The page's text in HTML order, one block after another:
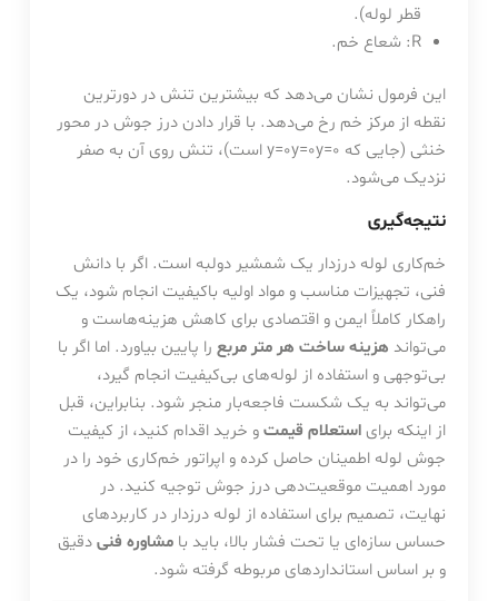
قطر لوله).
R: شعاع خم.
این فرمول نشان می‌دهد که بیشترین تنش در دورترین
نقطه از مرکز خم رخ می‌دهد. با قرار دادن درز جوش در محور
خنثی (جایی که
y=0y=0y=0
است)، تنش روی آن به صفر
نزدیک می‌شود.
نتیجه‌گیری
خم‌کاری لوله درزدار یک شمشیر دولبه است. اگر با دانش
فنی، تجهیزات مناسب و مواد اولیه باکیفیت انجام شود، یک
راهکار کاملاً ایمن و اقتصادی برای کاهش هزینه‌هاست و
می‌تواند هزینه ساخت هر متر مربعرا پایین بیاورد. اما اگر با
بی‌توجهی و استفاده از لوله‌های بی‌کیفیت انجام گیرد،
می‌تواند به یک شکست فاجعه‌بار منجر شود. بنابراین، قبل
از اینکه برای استعلام قیمتو خرید اقدام کنید، از کیفیت
جوش لوله اطمینان حاصل کرده و اپراتور خم‌کاری خود را در
مورد اهمیت موقعیت‌دهی درز جوش توجیه کنید. در
نهایت، تصمیم برای استفاده از لوله درزدار در کاربردهای
حساس سازه‌ای یا تحت فشار بالا، باید با مشاوره فنیدقیق
و بر اساس استانداردهای مربوطه گرفته شود.